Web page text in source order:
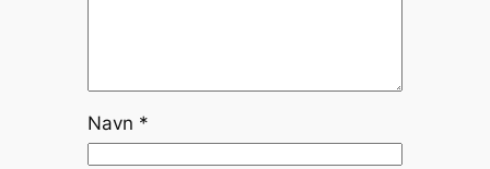
Navn *